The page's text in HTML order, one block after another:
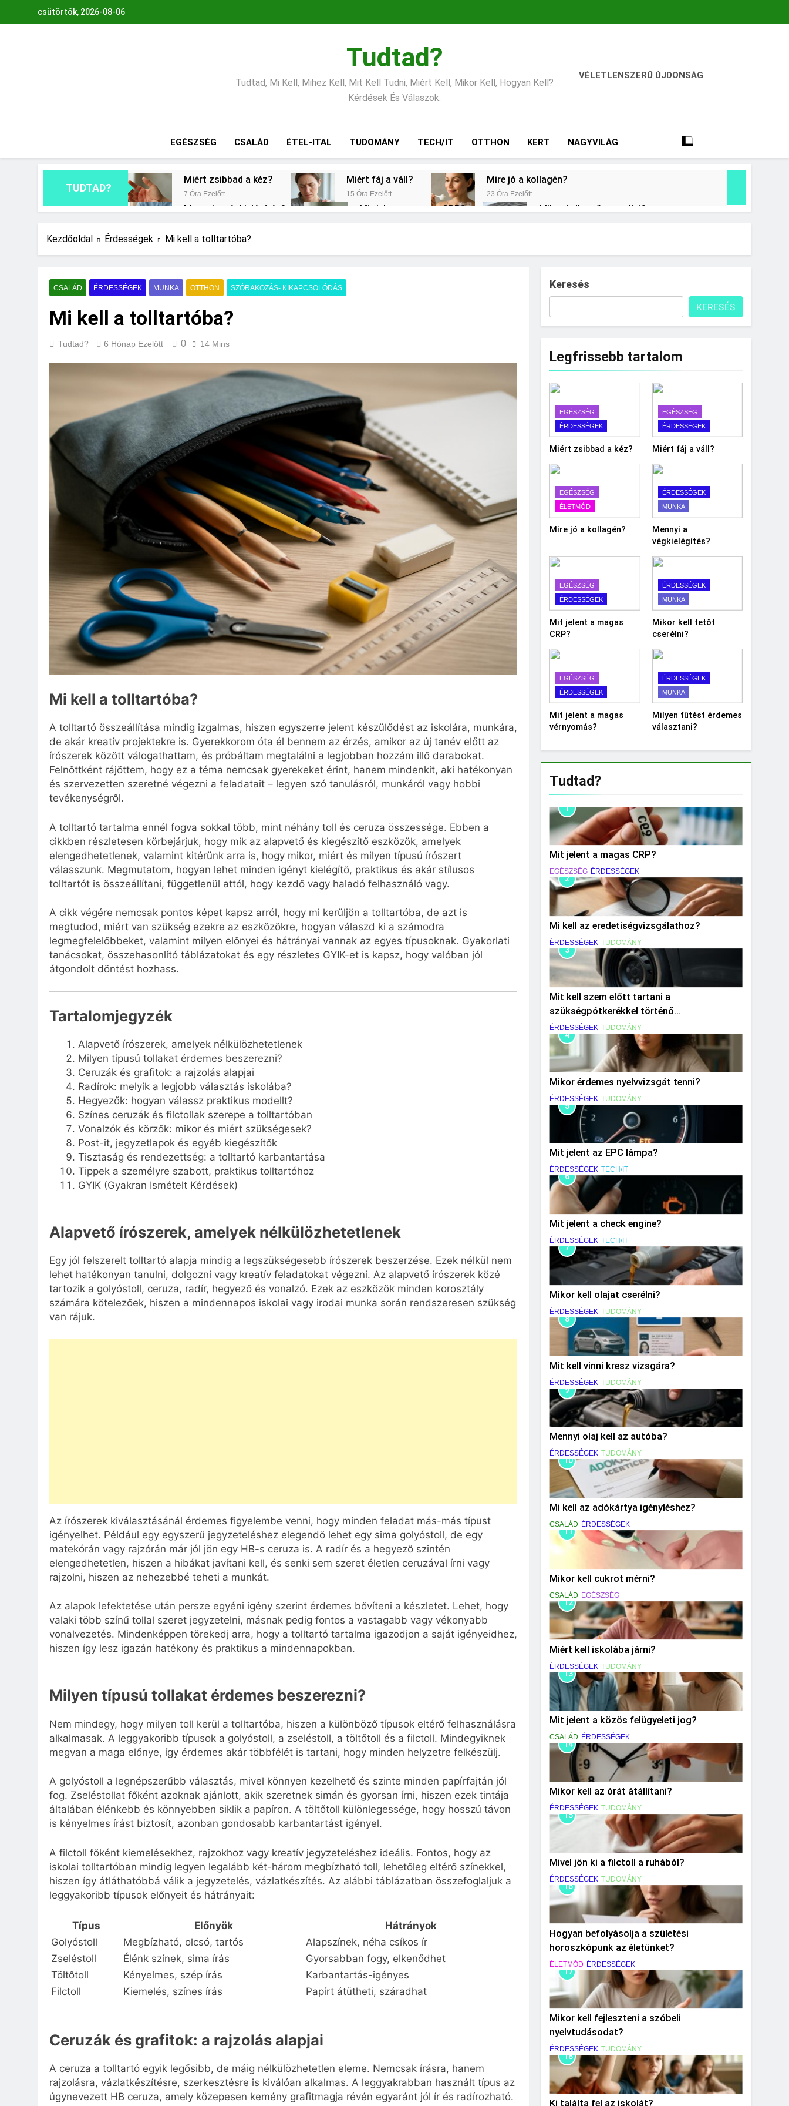
csütörtök, 2026-08-06
Tudtad?
Tudtad, Mi Kell, Mihez Kell, Mit Kell Tudni, Miért Kell, Mikor Kell, Hogyan Kell?
Kérdések És Válaszok.
VÉLETLENSZERŰ ÚJDONSÁG
EGÉSZSÉG CSALÁD ÉTEL-ITAL TUDOMÁNY TECH/IT OTTHON KERT NAGYVILÁG
TUDTAD?
Miért zsibbad a kéz?
7 Óra Ezelőtt
Miért fáj a váll?
15 Óra Ezelőtt
Mire jó a kollagén?
23 Óra Ezelőtt
Mennyi a végkielégítés? Mit jelent a magas CRP? Mikor kell tetőt cserélni?
Mit jelent a magas vérnyomás?
Mi kell az eredetiségvizsgálathoz?
3 Nap Ezelőtt
Kezdőoldal Érdességek Mi kell a tolltartóba?
CSALÁD ÉRDESSÉGEK MUNKA OTTHON SZÓRAKOZÁS- KIKAPCSOLÓDÁS
Mi kell a tolltartóba?
Tudtad? 6 Hónap Ezelőtt 0 14 Mins
Mi kell a tolltartóba?
A tolltartó összeállítása mindig izgalmas, hiszen egyszerre jelent készülődést az iskolára, munkára,
de akár kreatív projektekre is. Gyerekkorom óta él bennem az érzés, amikor az új tanév előtt az
írószerek között válogathattam, és próbáltam megtalálni a legjobban hozzám illő darabokat.
Felnőttként rájöttem, hogy ez a téma nemcsak gyerekeket érint, hanem mindenkit, aki hatékonyan
és szervezetten szeretné végezni a feladatait – legyen szó tanulásról, munkáról vagy hobbi
tevékenységről.
A tolltartó tartalma ennél fogva sokkal több, mint néhány toll és ceruza összessége. Ebben a
cikkben részletesen körbejárjuk, hogy mik az alapvető és kiegészítő eszközök, amelyek
elengedhetetlenek, valamint kitérünk arra is, hogy mikor, miért és milyen típusú írószert
válasszunk. Megmutatom, hogyan lehet minden igényt kielégítő, praktikus és akár stílusos
tolltartót is összeállítani, függetlenül attól, hogy kezdő vagy haladó felhasználó vagy.
A cikk végére nemcsak pontos képet kapsz arról, hogy mi kerüljön a tolltartóba, de azt is
megtudod, miért van szükség ezekre az eszközökre, hogyan válaszd ki a számodra
legmegfelelőbbeket, valamint milyen előnyei és hátrányai vannak az egyes típusoknak. Gyakorlati
tanácsokat, összehasonlító táblázatokat és egy részletes GYIK-et is kapsz, hogy valóban jól
átgondolt döntést hozhass.
Tartalomjegyzék
Alapvető írószerek, amelyek nélkülözhetetlenek
Milyen típusú tollakat érdemes beszerezni?
Ceruzák és grafitok: a rajzolás alapjai
Radírok: melyik a legjobb választás iskolába?
Hegyezők: hogyan válassz praktikus modellt?
Színes ceruzák és filctollak szerepe a tolltartóban
Vonalzók és körzők: mikor és miért szükségesek?
Post-it, jegyzetlapok és egyéb kiegészítők
Tisztaság és rendezettség: a tolltartó karbantartása
Tippek a személyre szabott, praktikus tolltartóhoz
GYIK (Gyakran Ismételt Kérdések)
Alapvető írószerek, amelyek nélkülözhetetlenek
Egy jól felszerelt tolltartó alapja mindig a legszükségesebb írószerek beszerzése. Ezek nélkül nem
lehet hatékonyan tanulni, dolgozni vagy kreatív feladatokat végezni. Az alapvető írószerek közé
tartozik a golyóstoll, ceruza, radír, hegyező és vonalzó. Ezek az eszközök minden korosztály
számára kötelezőek, hiszen a mindennapos iskolai vagy irodai munka során rendszeresen szükség
van rájuk.
Az írószerek kiválasztásánál érdemes figyelembe venni, hogy minden feladat más-más típust
igényelhet. Például egy egyszerű jegyzeteléshez elegendő lehet egy sima golyóstoll, de egy
matekórán vagy rajzórán már jól jön egy HB-s ceruza is. A radír és a hegyező szintén
elengedhetetlen, hiszen a hibákat javítani kell, és senki sem szeret életlen ceruzával írni vagy
rajzolni, hiszen az nehezebbé teheti a munkát.
Az alapok lefektetése után persze egyéni igény szerint érdemes bővíteni a készletet. Lehet, hogy
valaki több színű tollal szeret jegyzetelni, másnak pedig fontos a vastagabb vagy vékonyabb
vonalvezetés. Mindenképpen törekedj arra, hogy a tolltartó tartalma igazodjon a saját igényeidhez,
hiszen így lesz igazán hatékony és praktikus a mindennapokban.
Milyen típusú tollakat érdemes beszerezni?
Nem mindegy, hogy milyen toll kerül a tolltartóba, hiszen a különböző típusok eltérő felhasználásra
alkalmasak. A leggyakoribb típusok a golyóstoll, a zseléstoll, a töltőtoll és a filctoll. Mindegyiknek
megvan a maga előnye, így érdemes akár többfélét is tartani, hogy minden helyzetre felkészülj.
A golyóstoll a legnépszerűbb választás, mivel könnyen kezelhető és szinte minden papírfajtán jól
fog. Zseléstollat főként azoknak ajánlott, akik szeretnek simán és gyorsan írni, hiszen ezek tintája
általában élénkebb és könnyebben siklik a papíron. A töltőtoll különlegessége, hogy hosszú távon
is kényelmes írást biztosít, azonban gondosabb karbantartást igényel.
A filctoll főként kiemelésekhez, rajzokhoz vagy kreatív jegyzeteléshez ideális. Fontos, hogy az
iskolai tolltartóban mindig legyen legalább két-három megbízható toll, lehetőleg eltérő színekkel,
hiszen így átláthatóbbá válik a jegyzetelés, vázlatkészítés. Az alábbi táblázatban összefoglaljuk a
leggyakoribb típusok előnyeit és hátrányait:
Típus Előnyök
Hátrányok
Golyóstoll
Megbízható, olcsó, tartós
Alapszínek, néha csíkos ír
Zseléstoll
Élénk színek, sima írás
Gyorsabban fogy, elkenődhet
Töltőtoll
Kényelmes, szép írás
Karbantartás-igényes
Filctoll
Kiemelés, színes írás Papírt átütheti, száradhat
Ceruzák és grafitok: a rajzolás alapjai
A ceruza a tolltartó egyik legősibb, de máig nélkülözhetetlen eleme. Nemcsak írásra, hanem
rajzolásra, vázlatkészítésre, szerkesztésre is kiválóan alkalmas. A leggyakrabban használt típus az
úgynevezett HB ceruza, amely közepesen kemény grafitmagja révén egyaránt jól ír és radírozható.
Keresés
KERESÉS
Legfrissebb tartalom
EGÉSZSÉG
ÉRDESSÉGEK
Miért zsibbad a kéz?
EGÉSZSÉG
ÉRDESSÉGEK
Miért fáj a váll?
EGÉSZSÉG
ÉLETMÓD
Mire jó a kollagén?
ÉRDESSÉGEK
MUNKA
Mennyi a
végkielégítés?
EGÉSZSÉG
ÉRDESSÉGEK
Mit jelent a magas
CRP?
ÉRDESSÉGEK
MUNKA
Mikor kell tetőt
cserélni?
EGÉSZSÉG
ÉRDESSÉGEK
Mit jelent a magas
vérnyomás?
ÉRDESSÉGEK
MUNKA
Milyen fűtést érdemes
választani?
Tudtad?
1
Mit jelent a magas CRP?
EGÉSZSÉG ÉRDESSÉGEK
2
Mi kell az eredetiségvizsgálathoz?
ÉRDESSÉGEK TUDOMÁNY
3
Mit kell szem előtt tartani a
szükségpótkerékkel történő
közlekedéskor?
ÉRDESSÉGEK TUDOMÁNY
4
Mikor érdemes nyelvvizsgát tenni?
ÉRDESSÉGEK TUDOMÁNY
5
Mit jelent az EPC lámpa?
ÉRDESSÉGEK TECH/IT
6
Mit jelent a check engine?
ÉRDESSÉGEK TECH/IT
7
Mikor kell olajat cserélni?
ÉRDESSÉGEK TUDOMÁNY
8
Mit kell vinni kresz vizsgára?
ÉRDESSÉGEK TUDOMÁNY
9
Mennyi olaj kell az autóba?
ÉRDESSÉGEK TUDOMÁNY
10
Mi kell az adókártya igényléshez?
CSALÁD ÉRDESSÉGEK
11
Mikor kell cukrot mérni?
CSALÁD EGÉSZSÉG
12
Miért kell iskolába járni?
ÉRDESSÉGEK TUDOMÁNY
13
Mit jelent a közös felügyeleti jog?
CSALÁD ÉRDESSÉGEK
14
Mikor kell az órát átállítani?
ÉRDESSÉGEK TUDOMÁNY
15
Mivel jön ki a filctoll a ruhából?
ÉRDESSÉGEK TUDOMÁNY
16
Hogyan befolyásolja a születési
horoszkópunk az életünket?
ÉLETMÓD ÉRDESSÉGEK
17
Mikor kell fejleszteni a szóbeli
nyelvtudásodat?
ÉRDESSÉGEK TUDOMÁNY
18
Ki találta fel az iskolát?